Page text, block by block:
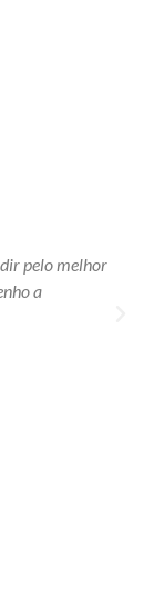
pelo melhor
a